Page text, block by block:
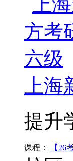
上
提升
课程： 【26